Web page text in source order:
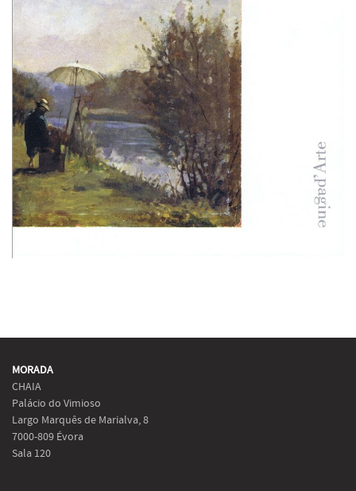
MORADA
CHAIA
Palácio do Vimioso
Largo Marquês de Marialva, 8
7000-809 Évora
Sala 120